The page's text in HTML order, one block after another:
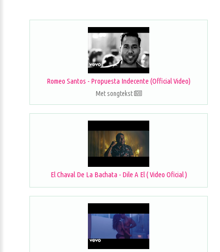
Romeo Santos - Propuesta Indecente (Official Video)
Met songtekst
El Chaval De La Bachata - Dile A El ( Video Oficial )